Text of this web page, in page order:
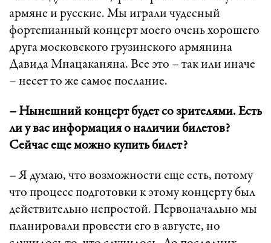
армяне и русские. Мы играли чудесный
фортепианный концерт моего очень хорошего
друга московского грузинского армянина
Давида Мнацаканяна. Все это – так или иначе
– несет то же самое послание.
– Нынешний концерт будет со зрителями. Есть
ли у вас информация о наличии билетов?
Сейчас еще можно купить билет?
– Я думаю, что возможности еще есть, потому
что процесс подготовки к этому концерту был
действительно непростой. Первоначально мы
планировали провести его в августе, но